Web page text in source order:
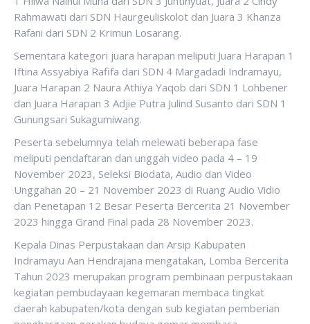
Rahmawati dari SDN Haurgeuliskolot dan Juara 3 Khanza
Rafani dari SDN 2 Krimun Losarang.
Sementara kategori juara harapan meliputi Juara Harapan 1
Iftina Assyabiya Rafifa dari SDN 4 Margadadi Indramayu,
Juara Harapan 2 Naura Athiya Yaqob dari SDN 1 Lohbener
dan Juara Harapan 3 Adjie Putra Julind Susanto dari SDN 1
Gunungsari Sukagumiwang.
Peserta sebelumnya telah melewati beberapa fase
meliputi pendaftaran dan unggah video pada 4 – 19
November 2023, Seleksi Biodata, Audio dan Video
Unggahan 20 – 21 November 2023 di Ruang Audio Vidio
dan Penetapan 12 Besar Peserta Bercerita 21 November
2023 hingga Grand Final pada 28 November 2023.
Kepala Dinas Perpustakaan dan Arsip Kabupaten
Indramayu Aan Hendrajana mengatakan, Lomba Bercerita
Tahun 2023 merupakan program pembinaan perpustakaan
kegiatan pembudayaan kegemaran membaca tingkat
daerah kabupaten/kota dengan sub kegiatan pemberian